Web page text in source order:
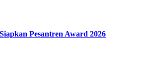
Pesantren Award 2026